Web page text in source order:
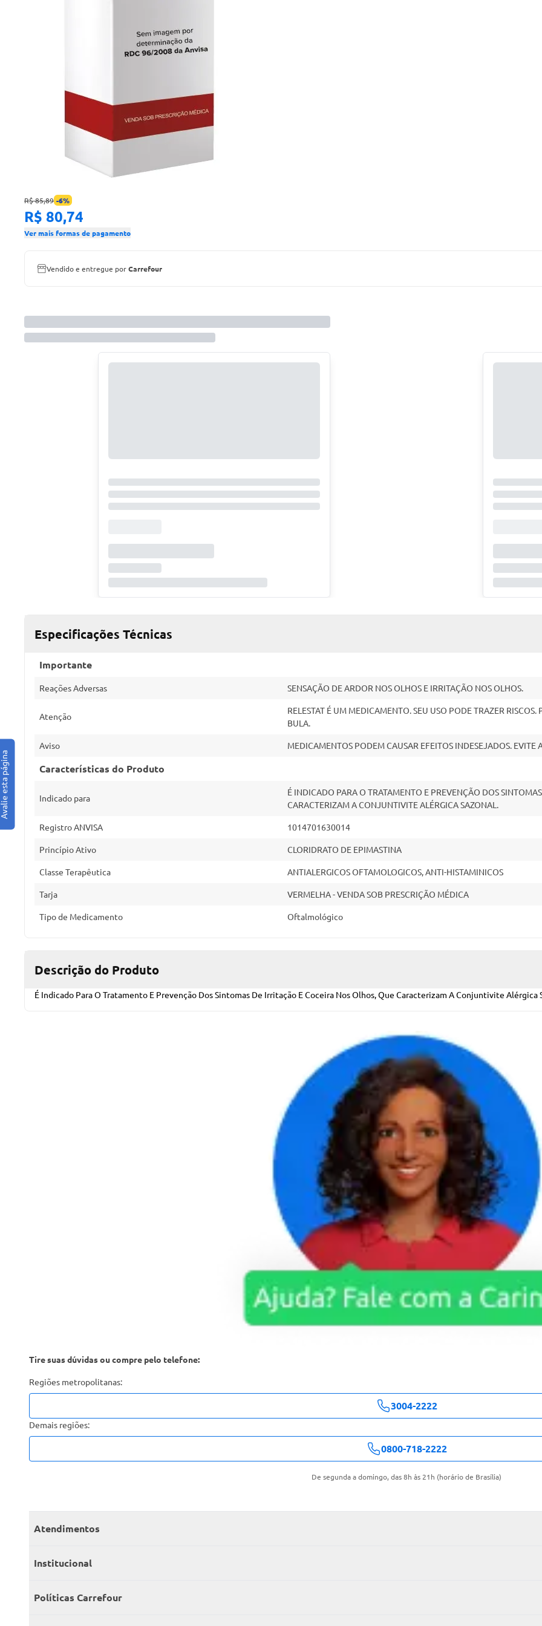
R$ 85,89 -6%
R$ 80,74
Ver mais formas de pagamento
Vendido e entregue porCarrefour
Especificações Técnicas
Importante
Reações Adversas SENSAÇÃO DE ARDOR NOS OLHOS E IRRITAÇÃO NOS OLHOS.
Atenção
RELESTAT É UM MEDICAMENTO. SEU USO PODE TRAZER
BULA.
Aviso MEDICAMENTOS PODEM CAUSAR EFEITOS INDESEJADOS.
Características do Produto
Indicado para
É INDICADO PARA O TRATAMENTO E PREVENÇÃO DOS
CARACTERIZAM A CONJUNTIVITE ALÉRGICA SAZONAL.
Registro ANVISA 1014701630014
Princípio Ativo CLORIDRATO DE EPIMASTINA
Classe Terapêutica ANTIALERGICOS OFTAMOLOGICOS, ANTI-HISTAMINICOS
Tarja VERMELHA - VENDA SOB PRESCRIÇÃO MÉDICA
Tipo de Medicamento Oftalmológico
Descrição do Produto
É Indicado Para O Tratamento E Prevenção Dos Sintomas De Irritação E Coceira Nos Olhos, Que Caracterizam A Conjuntivite Alérgica
Tire suas dúvidas ou compre pelo telefone:
Regiões metropolitanas:
3004-2222
Demais regiões:
0800-718-2222
De segunda a domingo, das 8h às 21h (horário de Brasília)
Atendimentos
Meus pedidos
Institucional
Grupo Carrefour Brasil
Políticas Carrefour